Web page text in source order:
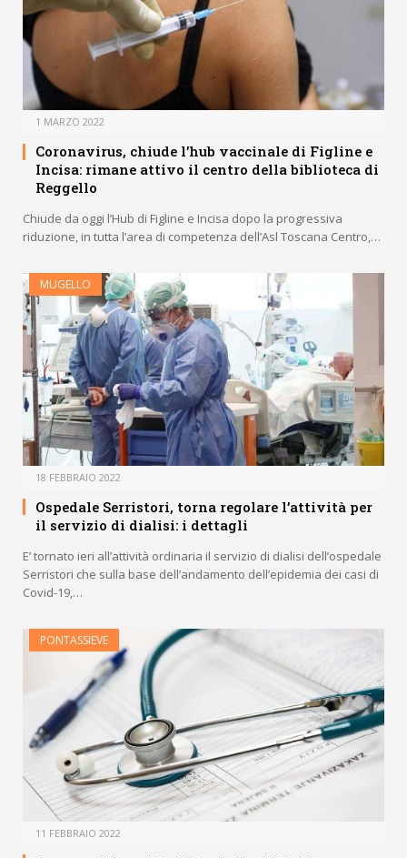
1 MARZO 2022
Coronavirus, chiude l’hub vaccinale di Figline e
Incisa: rimane attivo il centro della biblioteca di
Reggello
Chiude da oggi l’Hub di Figline e Incisa dopo la progressiva
riduzione, in tutta l’area di competenza dell’Asl Toscana Centro,…
MUGELLO
18 FEBBRAIO 2022
Ospedale Serristori, torna regolare l’attività per
il servizio di dialisi: i dettagli
E’ tornato ieri all’attività ordinaria il servizio di dialisi dell’ospedale
Serristori che sulla base dell’andamento dell’epidemia dei casi di
Covid-19,…
PONTASSIEVE
11 FEBBRAIO 2022